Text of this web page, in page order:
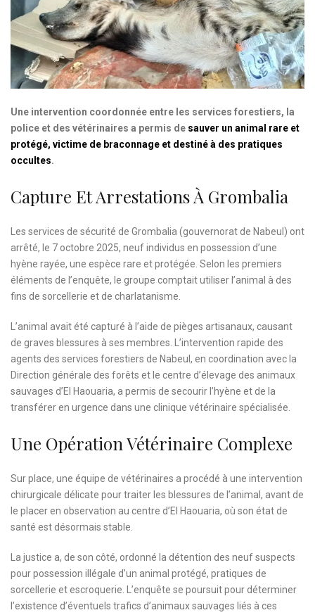
Une intervention coordonnée entre les services forestiers, la
police et des vétérinaires a permis de sauver un animal rare et
protégé, victime de braconnage et destiné à des pratiques
occultes.
Capture Et Arrestations À Grombalia
Les services de sécurité de Grombalia (gouvernorat de Nabeul) ont
arrêté, le 7 octobre 2025, neuf individus en possession d’une
hyène rayée, une espèce rare et protégée. Selon les premiers
éléments de l’enquête, le groupe comptait utiliser l’animal à des
fins de sorcellerie et de charlatanisme.
L’animal avait été capturé à l’aide de pièges artisanaux, causant
de graves blessures à ses membres. L’intervention rapide des
agents des services forestiers de Nabeul, en coordination avec la
Direction générale des forêts et le centre d’élevage des animaux
sauvages d’El Haouaria, a permis de secourir l’hyène et de la
transférer en urgence dans une clinique vétérinaire spécialisée.
Une Opération Vétérinaire Complexe
Sur place, une équipe de vétérinaires a procédé à une intervention
chirurgicale délicate pour traiter les blessures de l’animal, avant de
le placer en observation au centre d’El Haouaria, où son état de
santé est désormais stable.
La justice a, de son côté, ordonné la détention des neuf suspects
pour possession illégale d’un animal protégé, pratiques de
sorcellerie et escroquerie. L’enquête se poursuit pour déterminer
l’existence d’éventuels trafics d’animaux sauvages liés à ces